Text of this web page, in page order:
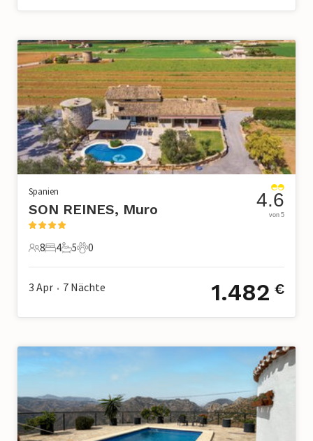
Spanien
SON REINES, Muro
8 Gäste
8
4 Schlafzimmer
4
5 Badezimmer
5
0 Haustiere
0
4.6
von 5
3 Apr • 7 Nächte 1.482 €